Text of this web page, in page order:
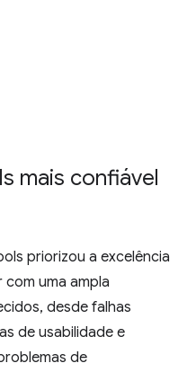
mais confiável
priorizou a excelência
uma ampla
desde falhas
de usabilidade e
de